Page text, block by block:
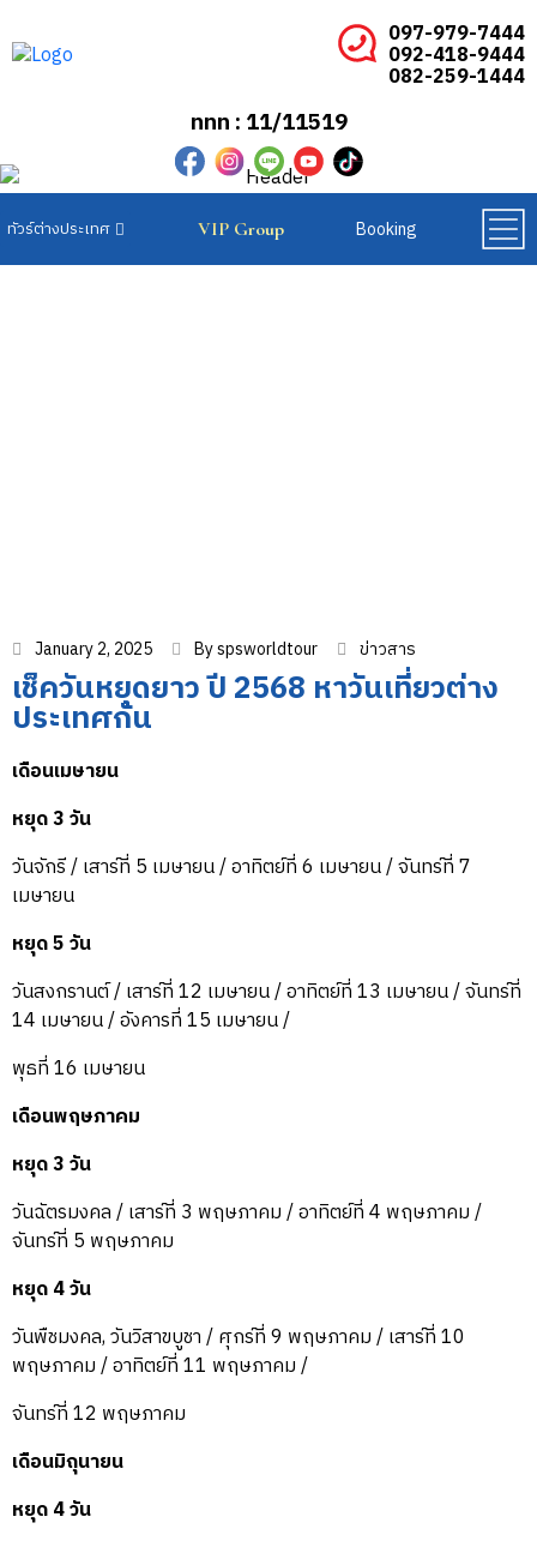
097-979-7444
092-418-9444
082-259-1444
ททท : 11/11519
VIP Group Booking
January 2, 2025 Byspsworldtour ข่าวสาร
เช็ควันหยุดยาว ปี 2568 หาวันเที่ยวต่าง
ประเทศกัน
เดือนเมษายน
หยุด 3 วัน
วันจักรี / เสาร์ที่ 5 เมษายน / อาทิตย์ที่ 6 เมษายน / จันทร์ที่ 7
เมษายน
หยุด 5 วัน
วันสงกรานต์ / เสาร์ที่ 12 เมษายน / อาทิตย์ที่ 13 เมษายน / จันทร์ที่
14 เมษายน / อังคารที่ 15 เมษายน /
พุธที่ 16 เมษายน
เดือนพฤษภาคม
หยุด 3 วัน
วันฉัตรมงคล / เสาร์ที่ 3 พฤษภาคม / อาทิตย์ที่ 4 พฤษภาคม /
จันทร์ที่ 5 พฤษภาคม
หยุด 4 วัน
วันพืชมงคล, วันวิสาขบูชา / ศุกร์ที่ 9 พฤษภาคม / เสาร์ที่ 10
พฤษภาคม / อาทิตย์ที่ 11 พฤษภาคม /
จันทร์ที่ 12 พฤษภาคม
เดือนมิถุนายน
หยุด 4 วัน